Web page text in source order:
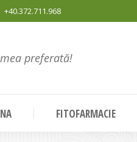
+40.372.711.968
preferată!
FITOFARMACIE